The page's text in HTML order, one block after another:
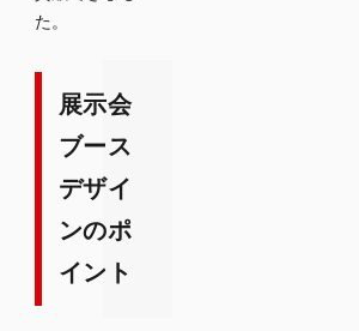
た。
展示会
ブース
デザイ
ンのポ
イント